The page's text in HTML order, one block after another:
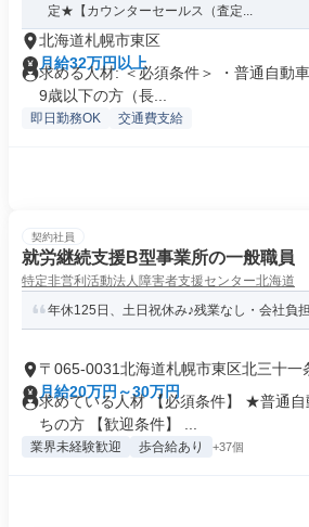
定★【カウンターセールス（査定...
北海道札幌市東区
月給32万円以上
求める人材: ＜必須条件＞ ・普通自動
9歳以下の方（長...
即日勤務OK 交通費支給
契約社員
就労継続支援B型事業所の一般職員
特定非営利活動法人障害者支援センター北海道
年休125日、土日祝休み♪残業なし・会社負
〒065-0031北海道札幌市東区北三十一
月給20万円～30万円
求めている人材 【必須条件】 ★普通
ちの方 【歓迎条件】 ...
業界未経験歓迎 歩合給あり +37個